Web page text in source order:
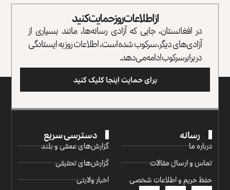
از اطلاعات روز حمایت کنید
در افغانستان، جایی که آزادی رسانه‌ها، مانند بسیاری از
آزادی‌های دیگر، سرکوب شده است، اطلاعات روز به ایستادگی
در برابر سرکوب ادامه می‌دهد.
برای حمایت اینجا کلیک کنید
رسانه
درباره ما
تماس و ارسال مقالات
حفظ حریم و اطلاعات شخصی
دسترسی سریع
گزارش‌‌های عمقی و بلند
گزارش‌های تحقیقی
اخبار ولایتی